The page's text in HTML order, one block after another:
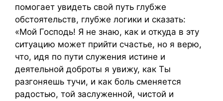
помогает увидеть свой путь глубже
обстоятельств, глубже логики и сказать:
«Мой Господь! Я не знаю, как и откуда в эту
ситуацию может прийти счастье, но я верю,
что, идя по пути служения истине и
деятельной доброты я увижу, как Ты
разгоняешь тучи, и как боль сменяется
радостью, той заслуженной, чистой и